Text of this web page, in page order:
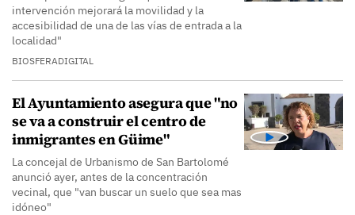
intervención mejorará la movilidad y la
accesibilidad de una de las vías de entrada a la
localidad"
BIOSFERADIGITAL
El Ayuntamiento asegura que "no
se va a construir el centro de
inmigrantes en Güime"
La concejal de Urbanismo de San Bartolomé
anunció ayer, antes de la concentración
vecinal, que "van buscar un suelo que sea mas
idóneo"